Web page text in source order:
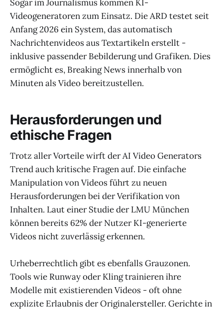
Sogar im Journalismus kommen KI-
Videogeneratoren zum Einsatz. Die ARD testet seit
Anfang 2026 ein System, das automatisch
Nachrichtenvideos aus Textartikeln erstellt -
inklusive passender Bebilderung und Grafiken. Dies
ermöglicht es, Breaking News innerhalb von
Minuten als Video bereitzustellen.
Herausforderungen und
ethische Fragen
Trotz aller Vorteile wirft der AI Video Generators
Trend auch kritische Fragen auf. Die einfache
Manipulation von Videos führt zu neuen
Herausforderungen bei der Verifikation von
Inhalten. Laut einer Studie der LMU München
können bereits 62% der Nutzer KI-generierte
Videos nicht zuverlässig erkennen.
Urheberrechtlich gibt es ebenfalls Grauzonen.
Tools wie Runway oder Kling trainieren ihre
Modelle mit existierenden Videos - oft ohne
explizite Erlaubnis der Originalersteller. Gerichte in